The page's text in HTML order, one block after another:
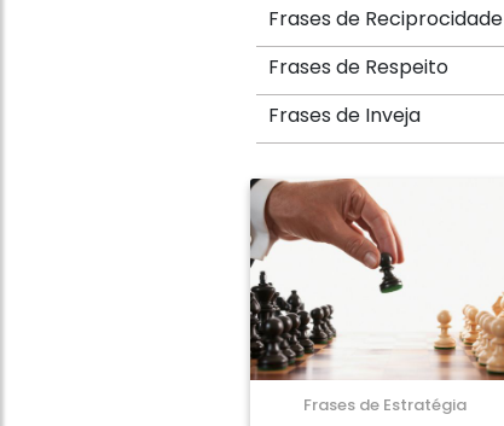
Frases de Reciprocidade
Frases de Respeito
Frases de Inveja
Frases de Estratégia